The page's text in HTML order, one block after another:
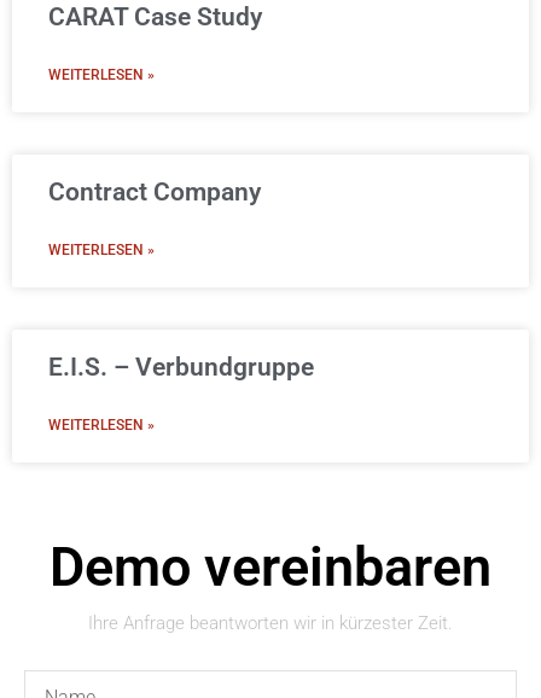
CARAT Case Study
WEITERLESEN »
Contract Company
WEITERLESEN »
E.I.S. – Verbundgruppe
WEITERLESEN »
Demo vereinbaren
Ihre Anfrage beantworten wir in kürzester Zeit.